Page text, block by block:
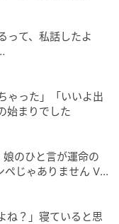
ねさん”と呼び親
て、私話したよ
った」「いいよ出
始まりでした
のひと言が運命の
じゃありません Vo
？」寝ていると思